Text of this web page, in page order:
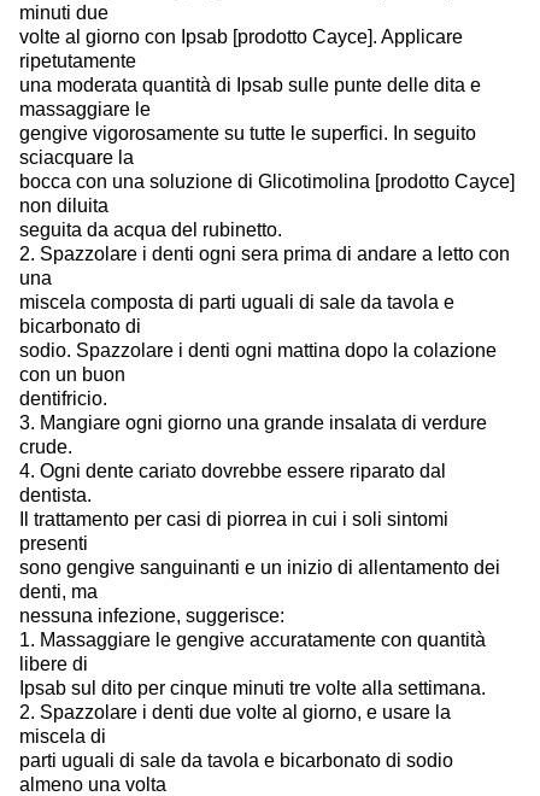
minuti due
volte al giorno con Ipsab [prodotto Cayce]. Applicare
ripetutamente
una moderata quantità di Ipsab sulle punte delle dita e
massaggiare le
gengive vigorosamente su tutte le superfici. In seguito
sciacquare la
bocca con una soluzione di Glicotimolina [prodotto Cayce]
non diluita
seguita da acqua del rubinetto.
2. Spazzolare i denti ogni sera prima di andare a letto con
una
miscela composta di parti uguali di sale da tavola e
bicarbonato di
sodio. Spazzolare i denti ogni mattina dopo la colazione
con un buon
dentifricio.
3. Mangiare ogni giorno una grande insalata di verdure
crude.
4. Ogni dente cariato dovrebbe essere riparato dal
dentista.
Il trattamento per casi di piorrea in cui i soli sintomi
presenti
sono gengive sanguinanti e un inizio di allentamento dei
denti, ma
nessuna infezione, suggerisce:
1. Massaggiare le gengive accuratamente con quantità
libere di
Ipsab sul dito per cinque minuti tre volte alla settimana.
2. Spazzolare i denti due volte al giorno, e usare la
miscela di
parti uguali di sale da tavola e bicarbonato di sodio
almeno una volta